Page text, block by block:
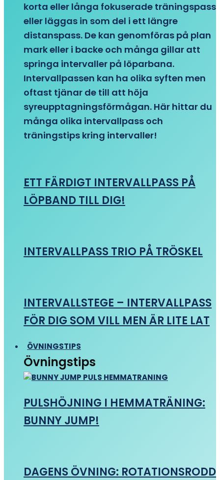
korta eller långa fokuserade träningspass
eller läggas in som del i ett längre
distanspass. De kan genomföras på plan
mark eller i backe och många gillar att
springa intervaller på löparbana.
Intervallpassen kan ha olika syften men
oftast tjänar de till att höja
syreupptagningsförmågan. Här hittar du
många olika intervallpass och
träningstips kring intervaller!
ETT FÄRDIGT INTERVALLPASS PÅ
LÖPBAND TILL DIG!
INTERVALLPASS TRIO PÅ TRÖSKEL
INTERVALLSTEGE – INTERVALLPASS
FÖR DIG SOM VILL MEN ÄR LITE LAT
ÖVNINGSTIPS
Övningstips
PULSHÖJNING I HEMMATRÄNING:
BUNNY JUMP!
DAGENS ÖVNING: ROTATIONSRODD